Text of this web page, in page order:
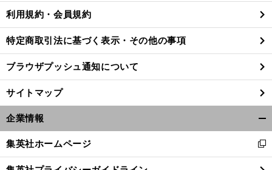
前
へ
利用規約・会員規約
特定商取引法に基づく表示・その他の事項
ブラウザプッシュ通知について
サイトマップ
企業情報
閉
集英社ホームページ
新
し